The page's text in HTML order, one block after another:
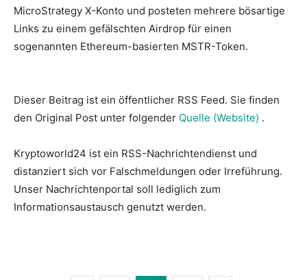
MicroStrategy X-Konto und posteten mehrere bösartige
Links zu einem gefälschten Airdrop für einen
sogenannten Ethereum-basierten MSTR-Token.
Dieser Beitrag ist ein öffentlicher RSS Feed. Sie finden
den Original Post unter folgender Quelle (Website) .
Kryptoworld24 ist ein RSS-Nachrichtendienst und
distanziert sich vor Falschmeldungen oder Irreführung.
Unser Nachrichtenportal soll lediglich zum
Informationsaustausch genutzt werden.